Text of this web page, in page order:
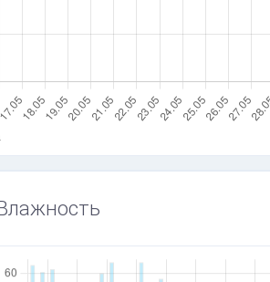
Влажность